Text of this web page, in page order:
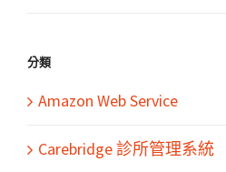
分類
Amazon Web Service
Carebridge 診所管理系統